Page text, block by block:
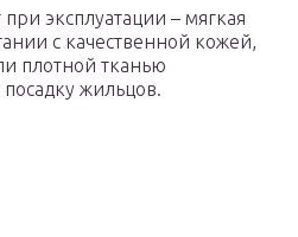
эксплуатации – мягкая
с качественной кожей,
плотной тканью
жильцов.